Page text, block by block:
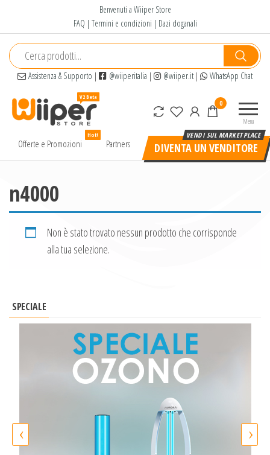
contenuto
Benvenuti a Wiiper Store
FAQ | Termini e condizioni | Dazi doganali
Assistenza & Supporto | @wiiperitalia | @wiiper.it| WhatsApp Chat
alta
Menu
0
Offerte e Promozioni
Hot!
Partners DIVENTA UN VENDITORE
n4000
Non è stato trovato nessun prodotto che corrisponde
alla tua selezione.
SPECIALE
‹ ›